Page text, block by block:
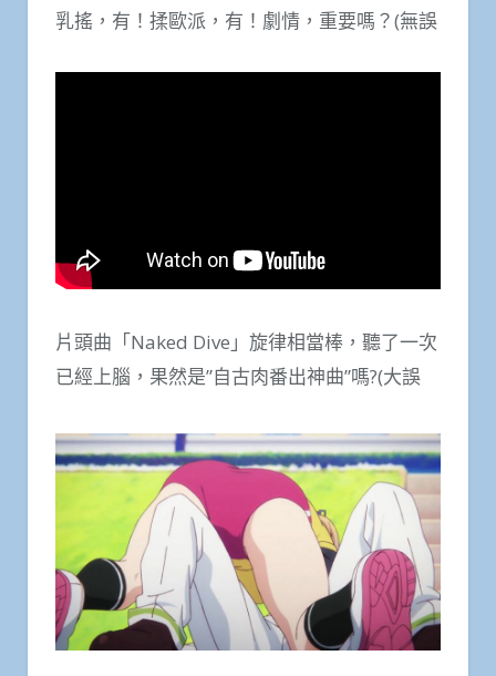
乳搖，有！揉歐派，有！劇情，重要嗎？(無誤
片頭曲「Naked Dive」旋律相當棒，聽了一次
已經上腦，果然是”自古肉番出神曲”嗎?(大誤